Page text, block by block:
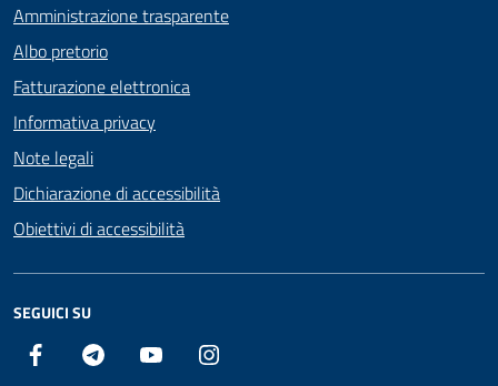
Amministrazione trasparente
Albo pretorio
Fatturazione elettronica
Informativa privacy
Note legali
Dichiarazione di accessibilità
Obiettivi di accessibilità
SEGUICI SU
Facebook Telegram YouTube